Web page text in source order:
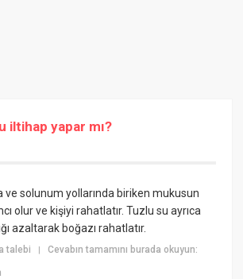
iltihap yapar mı?
ve solunum yollarında biriken mukusun
olur ve kişiyi rahatlatır. Tuzlu su ayrıca
azaltarak boğazı rahatlatır.
talebi |Cevabın tamamını burada okuyun: